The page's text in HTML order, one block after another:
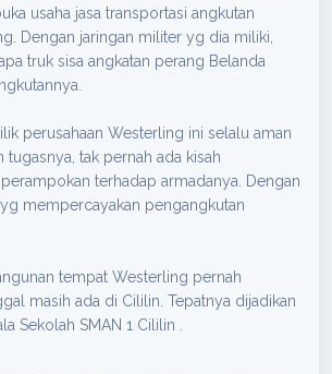
usaha jasa transportasi angkutan
Dengan jaringan militer yg dia miliki,
truk sisa angkatan perang Belanda
perusahaan Westerling ini selalu aman
tugasnya, tak pernah ada kisah
terhadap armadanya. Dengan
mempercayakan pengangkutan
tempat Westerling pernah
masih ada di Cililin. Tepatnya dijadikan
Sekolah SMAN 1 Cililin .